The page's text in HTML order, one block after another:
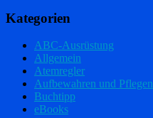
Kategorien
ABC-Ausrüstung
Allgemein
Atemregler
Aufbewahren und Pflegen
Buchtipp
eBooks